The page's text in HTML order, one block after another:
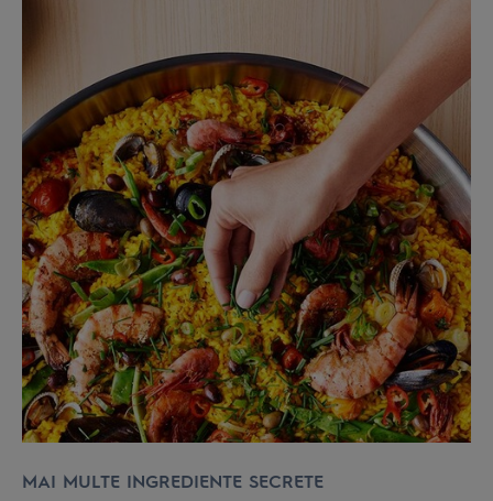
mâncăruri tradiționale
• În Pakistan, vânzătorii ambulanți gătesc porumbul în
nisip încins acoperit în tăvi de metal
MAI MULTE INGREDIENTE SECRETE